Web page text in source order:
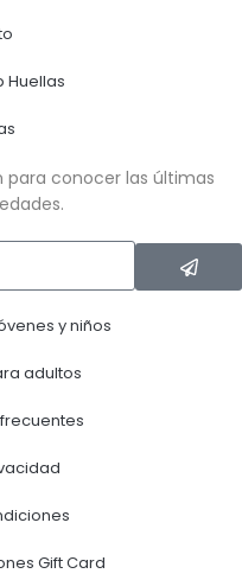
Huellas
conocer las últimas
y niños
adultos
Gift Card